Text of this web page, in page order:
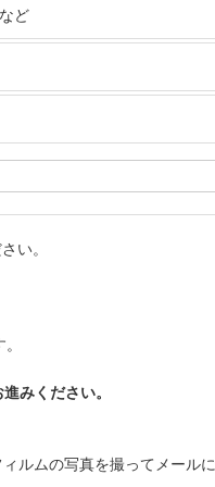
ど
い。
みください。
ルムの写真を撮ってメールに